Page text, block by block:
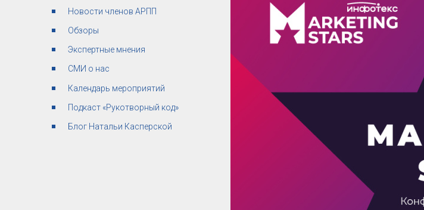
Новости членов АРПП
Обзоры
Экспертные мнения
СМИ о нас
Календарь мероприятий
Подкаст «Рукотворный код»
Блог Натальи Касперской